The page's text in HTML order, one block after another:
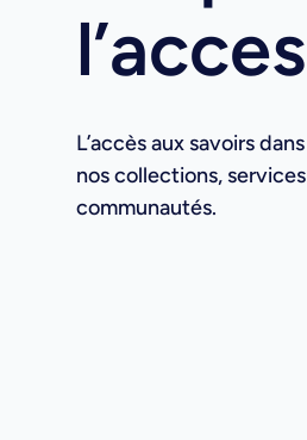
L’accès aux savoirs
nos collections,
communautés.